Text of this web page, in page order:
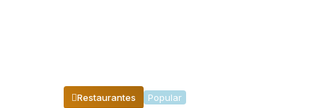
Restaurantes Popular